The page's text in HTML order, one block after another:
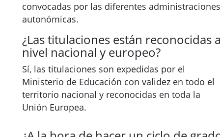
convocadas por las diferentes administraciones
autonómicas.
¿Las titulaciones están reconocidas
nivel nacional y europeo?
Sí, las titulaciones son expedidas por el
Ministerio de Educación con validez en todo el
territorio nacional y reconocidas en toda la
Unión Europea.